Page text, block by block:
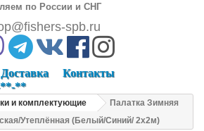
по России и СНГ
spb.ru
Доставка
Контакты
**-**
и комплектующие
Палатка Зимняя
Утеплённая (Белый/Синий/ 2x2м)